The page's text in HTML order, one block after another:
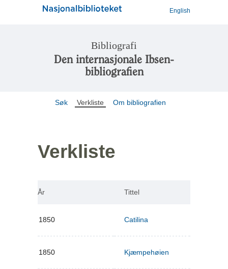
English
Bibliografi
Den internasjonale Ibsen-
bibliografien
Søk Verkliste Om bibliografien
Verkliste
År Tittel
1850 Catilina
1850 Kjæmpehøien